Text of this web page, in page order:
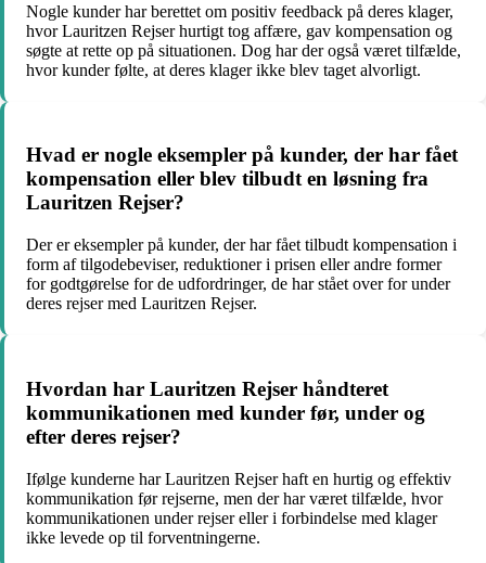
Nogle kunder har berettet om positiv feedback på deres klager,
hvor Lauritzen Rejser hurtigt tog affære, gav kompensation og
søgte at rette op på situationen. Dog har der også været tilfælde,
hvor kunder følte, at deres klager ikke blev taget alvorligt.
Hvad er nogle eksempler på kunder, der har fået
kompensation eller blev tilbudt en løsning fra
Lauritzen Rejser?
Der er eksempler på kunder, der har fået tilbudt kompensation i
form af tilgodebeviser, reduktioner i prisen eller andre former
for godtgørelse for de udfordringer, de har stået over for under
deres rejser med Lauritzen Rejser.
Hvordan har Lauritzen Rejser håndteret
kommunikationen med kunder før, under og
efter deres rejser?
Ifølge kunderne har Lauritzen Rejser haft en hurtig og effektiv
kommunikation før rejserne, men der har været tilfælde, hvor
kommunikationen under rejser eller i forbindelse med klager
ikke levede op til forventningerne.